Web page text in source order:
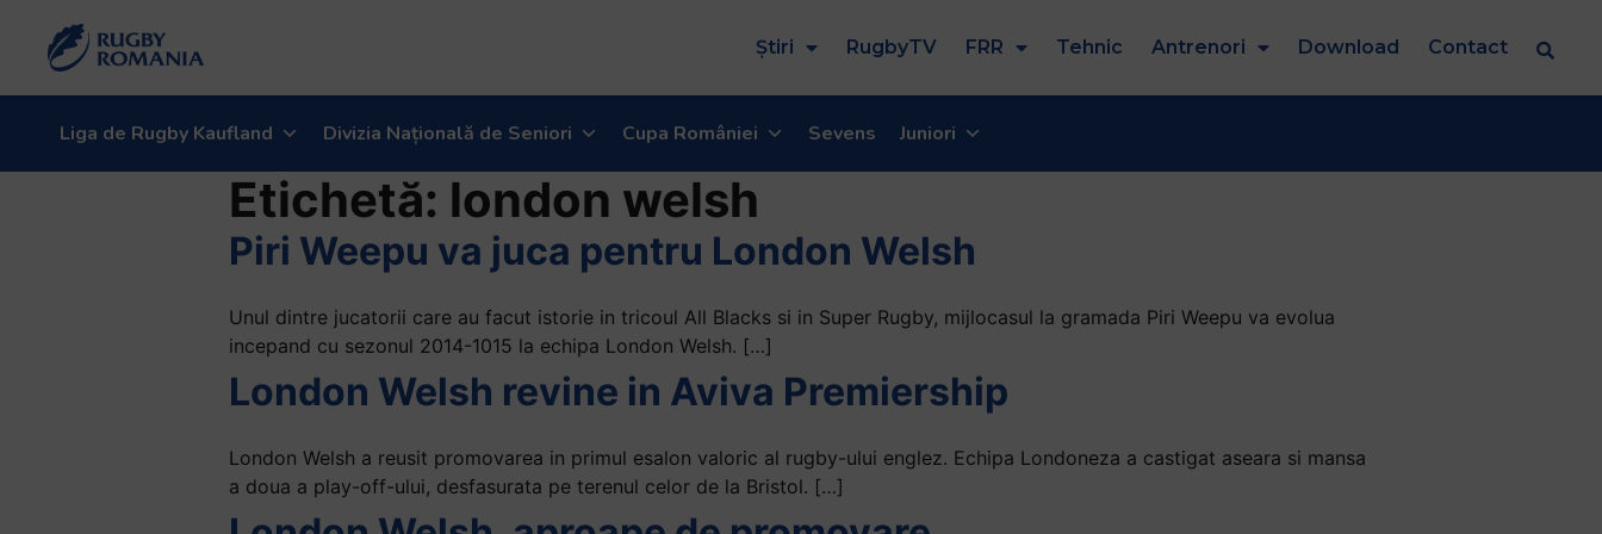
Știri RugbyTV FRR Tehnic Antrenori Download Contact
Liga de Rugby Kaufland Divizia Națională de Seniori Cupa României Sevens Juniori
Etichetă: london welsh
Piri Weepu va juca pentru London Welsh
Unul dintre jucatorii care au facut istorie in tricoul All Blacks si in Super Rugby, mijlocasul la gramada Piri Weepu va evolua
incepand cu sezonul 2014-1015 la echipa London Welsh. […]
London Welsh revine in Aviva Premiership
London Welsh a reusit promovarea in primul esalon valoric al rugby-ului englez. Echipa Londoneza a castigat aseara si mansa
a doua a play-off-ului, desfasurata pe terenul celor de la Bristol. […]